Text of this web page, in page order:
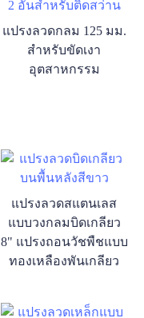
แปรงลวดกลม 125 มม.
สำหรับขัดเงา
อุตสาหกรรม
แปรงลวดสแตนเลส
แบบวงกลมบิดเกลียว
8" แปรงถอนวัชพืชแบบ
ทองเหลืองพันเกลียว